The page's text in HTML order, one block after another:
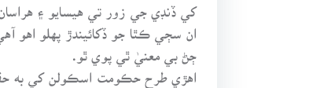
کي ڏنڊي جي زور تي هيسايو ۽
ان سڄي ڪٿا جو ڏکائيندڙ پهلو اهو
اهڙي طرح حڪومت اسڪولن کي به